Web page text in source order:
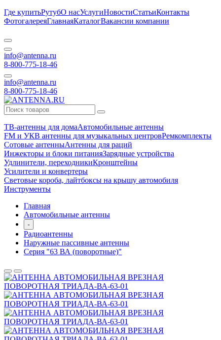
Где купитьРутубО насУслугиНовостиСтатьиКонтакты
ФотогалереяГлавнаяКаталогВакансии компании
info@antenna.ru
8-800-775-18-46
info@antenna.ru
8-800-775-18-46
ТВ-антенны для домаАвтомобильные антенны
FM и УКВ антенны для музыкальных центровРемкомплекты
Сотовые антенныАнтенны для раций
Инжекторы и блоки питанияЗарядные устройства
Удлинители, переходникиКронштейны
Усилители и конвертеры
Световые короба, лайтбоксы на крышу автомобиля
Инструменты
Главная
Автомобильные антенны
-
Радиоантенны
Наружные пассивные антенны
Серия "63 ВА (поворотные)"